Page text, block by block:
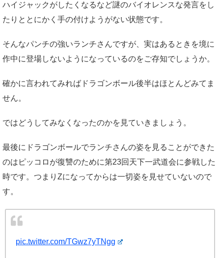
ハイジャックがしたくなるなど謎のバイオレンスな発言をし
たりととにかく手の付けようがない状態です。
そんなパンチの強いランチさんですが、実はあるときを境に
作中に登場しないようになっているのをご存知でしょうか。
確かに言われてみればドラゴンボール後半はほとんどみてま
せん。
ではどうしてみなくなったのかを見ていきましょう。
最後にドラゴンボールでランチさんの姿を見ることができた
のはピッコロが復讐のために第23回天下一武道会に参戦した
時です。つまりZになってからは一切姿を見せていないので
す。
pic.twitter.com/TGwz7yTNgg